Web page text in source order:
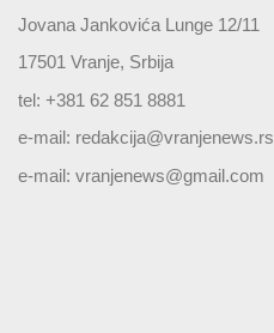
Jovana Jankovića Lunge 12/11
17501 Vranje, Srbija
tel: +381 62 851 8881
e-mail: redakcija@vranjenews.rs
e-mail: vranjenews@gmail.com